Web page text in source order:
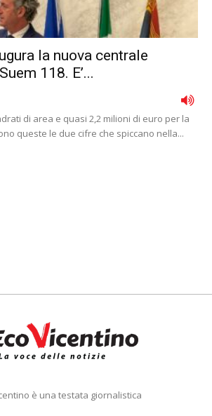
la nuova centrale
118. E’...
di area e quasi 2,2 milioni di euro per la
queste le due cifre che spiccano nella...
è una testata giornalistica